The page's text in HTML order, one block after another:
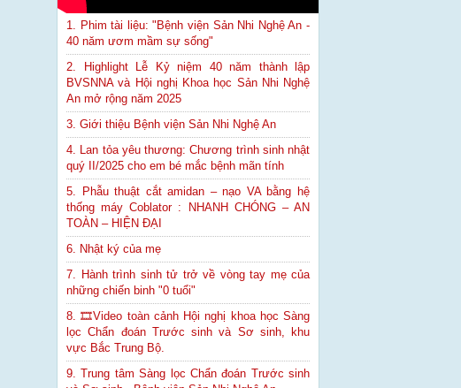
1. Phim tài liệu: "Bệnh viện Sản Nhi Nghệ An -
40 năm ươm mầm sự sống"
2. Highlight Lễ Kỷ niệm 40 năm thành lập
BVSNNA và Hội nghị Khoa học Sản Nhi Nghệ
An mở rộng năm 2025
3. Giới thiệu Bệnh viện Sản Nhi Nghệ An
4. Lan tỏa yêu thương: Chương trình sinh nhật
quý II/2025 cho em bé mắc bệnh mãn tính
5. Phẫu thuật cắt amidan – nạo VA bằng hệ
thống máy Coblator : NHANH CHÓNG – AN
TOÀN – HIỆN ĐẠI
6. Nhật ký của mẹ
7. Hành trình sinh tử trở về vòng tay mẹ của
những chiến binh "0 tuổi"
8. 🎞Video toàn cảnh Hội nghị khoa học Sàng
lọc Chẩn đoán Trước sinh và Sơ sinh, khu
vực Bắc Trung Bộ.
9. Trung tâm Sàng lọc Chẩn đoán Trước sinh